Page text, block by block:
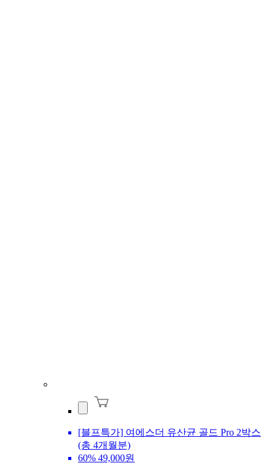
[블프특가] 여에스더 유산균 골드 Pro 2박스
(총 4개월분)
60% 49,000원